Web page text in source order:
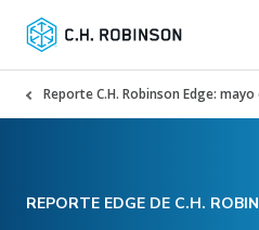
Reporte C.H. Robinson Edge: mayo
REPORTE EDGE DE C.H.